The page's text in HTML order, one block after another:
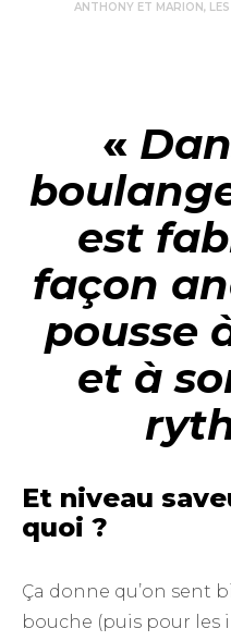
ANTHONY ET MARION,
«
est
façon
pousse
et à
Et niveau
quoi ?
Ça donne qu’on sent
bouche (puis pour les